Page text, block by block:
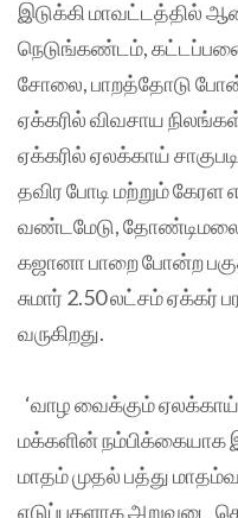
இடுக்கி மாவட்டத்தில்
நெடுங்கண்டம்,
சோலை, பாறத்தோடு போன்ற
ஏக்கரில் விவசாய
ஏக்கரில் ஏலக்காய்
தவிர போடி மற்றும்
வண்டமேடு, தோண்டிமலை,
கஜானா பாறை போன்ற
சுமார் 2.50 லட்சம் ஏக்கர்
வருகிறது.
‘வாழ வைக்கும்
மக்களின் நம்பிக்கையாக
மாதம் முதல் பத்து
எடுப்புகளாக அறுவடை